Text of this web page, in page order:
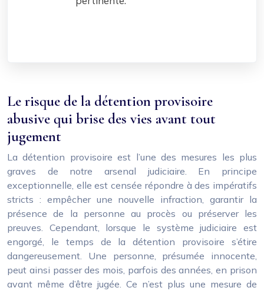
Le risque de la détention provisoire
abusive qui brise des vies avant tout
jugement
La détention provisoire est l’une des mesures les plus
graves de notre arsenal judiciaire. En principe
exceptionnelle, elle est censée répondre à des impératifs
stricts : empêcher une nouvelle infraction, garantir la
présence de la personne au procès ou préserver les
preuves. Cependant, lorsque le système judiciaire est
engorgé, le temps de la détention provisoire s’étire
dangereusement. Une personne, présumée innocente,
peut ainsi passer des mois, parfois des années, en prison
avant même d’être jugée. Ce n’est plus une mesure de